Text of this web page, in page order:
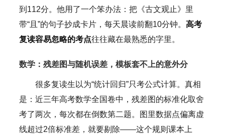
到112分。他用了一个笨办法：把《古文观止》里
带“且”的句子抄成卡片，每天晨读前翻10分钟。 高考
复读容易忽略的考点往往藏在最熟悉的字里。
数学：残差图与随机误差，模板套不上的意外分
很多复读生以为“统计回归”只考公式计算。真相
是：近三年高考数学全国卷中，残差图的标准化取舍
考了两次，每次都在倒数第二题。图里数据点偏离虚
线超过2倍标准差，就要剔除——这个规则课本上